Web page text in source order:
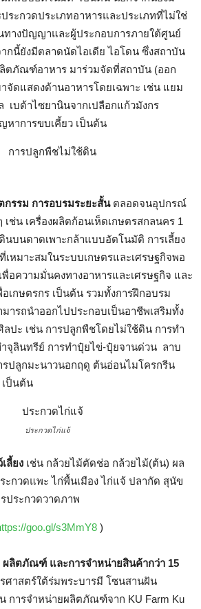
ะกวดประเภทอาหารและประเภทที่ไม่ใช่
ทางปัญญาและผู้ประกอบการภายใต้ศูนย์
กนี้ยังมีตลาดนัดไอเดีย ไอโดน ซึ่งสถาบัน
ตภัณฑ์อาหาร มาร่วมจัดที่สถาบัน (ออก
จัดแสดงด้านอาหารโดยเฉพาะ เช่น แยม
เบต้าไซยานินจากเปลือกแก้วมังกร
หาการขบเคี้ยว เป็นต้น
กรรม การอบรมระยะสั้นตลอดจนอุปกรณ์
เช่น เครื่องผลิตก้อนเห็ดเกษตรสกลนคร 1
นบนดาดเพาะกล้าแบบอัตโนมัติ การเลี้ยง
เหมาะสมในระบบเกษตรและเศรษฐกิจพอ
พื่อความมั่นคงทางอาหารและเศรษฐกิจ และ
เกษตรกร เป็นต้น รวมทั้งการฝึกอบรม
ารถนำออกไปประกอบเป็นอาชีพเสริมทั้ง
ลปะ เช่น การปลูกพืชโดยไม่ใช้ดิน การทำ
ำจุลินทรีย์ การทำปุ๋ยไข่-ปุ๋ยจานด่วน ลาบ
รปลูกมะนาวนอกฤดู ต้นอ่อนไมโครกรีน
เป็นต้น
ประกวดไก่แจ้
ลี้ยง เช่น กล้วยไม้ตัดช่อ กล้วยไม้(ต้น) ผล
ะกวดแพะ ไก่พื้นเมือง ไก่แจ้ ปลากัด สุนัข
ประกวดวาดภาพ
goo.gl/s3MmY8 )
ผลิตภัณฑ์ และการจำหน่ายสินค้ากว่า 15
ศาสตร์ใต้ร่มพระบารมี โซนสานฝัน
การจำหน่ายผลิตภัณฑ์จาก KU Farm Ku